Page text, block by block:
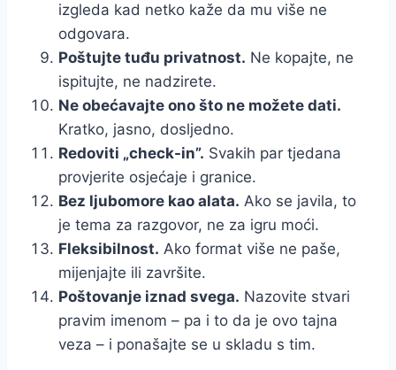
izgleda kad netko kaže da mu više ne
odgovara.
Poštujte tuđu privatnost. Ne kopajte, ne
ispitujte, ne nadzirete.
Ne obećavajte ono što ne možete dati.
Kratko, jasno, dosljedno.
Redoviti „check-in”. Svakih par tjedana
provjerite osjećaje i granice.
Bez ljubomore kao alata. Ako se javila, to
je tema za razgovor, ne za igru moći.
Fleksibilnost. Ako format više ne paše,
mijenjajte ili završite.
Poštovanje iznad svega. Nazovite stvari
pravim imenom – pa i to da je ovo tajna
veza – i ponašajte se u skladu s tim.